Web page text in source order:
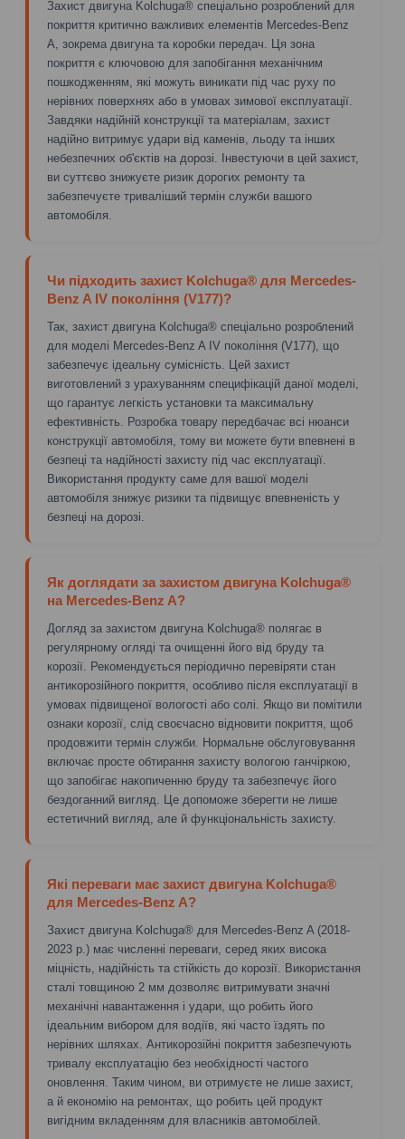
Захист двигуна Kolchuga® спеціально розроблений для
покриття критично важливих елементів Mercedes-Benz
A, зокрема двигуна та коробки передач. Ця зона
покриття є ключовою для запобігання механічним
пошкодженням, які можуть виникати під час руху по
нерівних поверхнях або в умовах зимової експлуатації.
Завдяки надійній конструкції та матеріалам, захист
надійно витримує удари від каменів, льоду та інших
небезпечних об'єктів на дорозі. Інвестуючи в цей захист,
ви суттєво знижуєте ризик дорогих ремонту та
забезпечуєте триваліший термін служби вашого
автомобіля.
Чи підходить захист Kolchuga® для Mercedes-
Benz A IV покоління (V177)?
Так, захист двигуна Kolchuga® спеціально розроблений
для моделі Mercedes-Benz A IV покоління (V177), що
забезпечує ідеальну сумісність. Цей захист
виготовлений з урахуванням специфікацій даної моделі,
що гарантує легкість установки та максимальну
ефективність. Розробка товару передбачає всі нюанси
конструкції автомобіля, тому ви можете бути впевнені в
безпеці та надійності захисту під час експлуатації.
Використання продукту саме для вашої моделі
автомобіля знижує ризики та підвищує впевненість у
безпеці на дорозі.
Як доглядати за захистом двигуна Kolchuga®
на Mercedes-Benz A?
Догляд за захистом двигуна Kolchuga® полягає в
регулярному огляді та очищенні його від бруду та
корозії. Рекомендується періодично перевіряти стан
антикорозійного покриття, особливо після експлуатації в
умовах підвищеної вологості або солі. Якщо ви помітили
ознаки корозії, слід своєчасно відновити покриття, щоб
продовжити термін служби. Нормальне обслуговування
включає просте обтирання захисту вологою ганчіркою,
що запобігає накопиченню бруду та забезпечує його
бездоганний вигляд. Це допоможе зберегти не лише
естетичний вигляд, але й функціональність захисту.
Які переваги має захист двигуна Kolchuga®
для Mercedes-Benz A?
Захист двигуна Kolchuga® для Mercedes-Benz A (2018-
2023 р.) має численні переваги, серед яких висока
міцність, надійність та стійкість до корозії. Використання
сталі товщиною 2 мм дозволяє витримувати значні
механічні навантаження і удари, що робить його
ідеальним вибором для водіїв, які часто їздять по
нерівних шляхах. Антикорозійні покриття забезпечують
тривалу експлуатацію без необхідності частого
оновлення. Таким чином, ви отримуєте не лише захист,
а й економію на ремонтах, що робить цей продукт
вигідним вкладенням для власників автомобілей.